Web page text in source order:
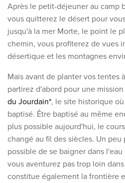
Après le petit-déjeuner au camp
vous quitterez le désert pour
jusqu'à la mer Morte, le point le
chemin, vous profiterez devues
désertique et les montagnes
Mais avant de planter vos tentes
partirez d'abord pour une
du Jourdain*, le site historique
baptisé. Être baptisé au même
plus possible aujourd'hui, le
changé au fil des siècles. Un
possible de se baigner dans
vous aventurez pas trop loin
constitue également la frontière